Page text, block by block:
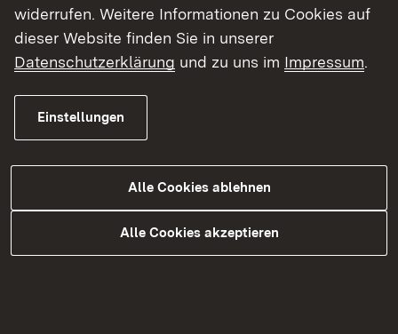
von Sachstandsanfragen ab, um eine
reibungslose Bearbeitung der Anträge zu
ermöglichen.
widerrufen. Weitere Informationen zu Cookies auf
dieser Website finden Sie in unserer
Datenschutzerklärung und zu uns im Impressum.
Einstellungen
Alle Cookies ablehnen
Alle Cookies akzeptieren